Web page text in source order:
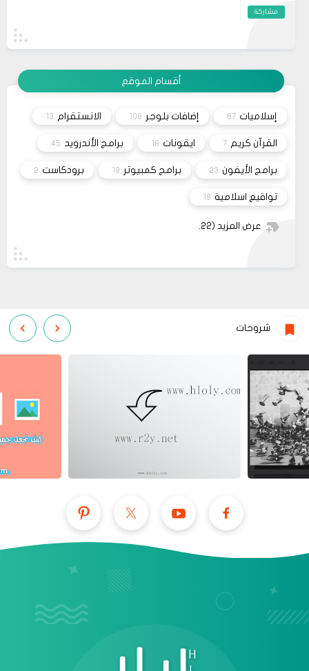
مشاركة
مشاركة
ليس هناك أي موقع لشراء القالب مثل خمسات أو
كفيل..، كما أنه ليس هناك مكان للتواصل عبر الفيسبوك
أقسام الموقع
إسلاميات 67 إضافات بلوجر 108 الانستقرام 13
القرآن كريم 7 ايقونات 18 برامج الأندرويد 45
برامج الأيفون 23 برامج كمبيوتر 18 برودكاست 2
تواقيع اسلامية 18
عرض المزيد (22)
شروحات